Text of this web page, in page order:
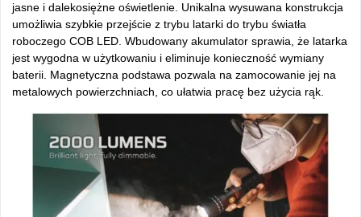
jasne i dalekosiężne oświetlenie. Unikalna wysuwana konstrukcja
umożliwia szybkie przejście z trybu latarki do trybu światła
roboczego COB LED. Wbudowany akumulator sprawia, że latarka
jest wygodna w użytkowaniu i eliminuje konieczność wymiany
baterii. Magnetyczna podstawa pozwala na zamocowanie jej na
metalowych powierzchniach, co ułatwia pracę bez użycia rąk.